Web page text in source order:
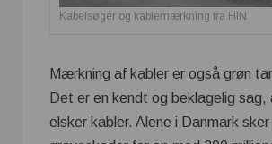
Kabelsøger og kablemærkning fra HIN
Mærkning af kabler er også grøn
Det er en kendt og beklagelig sag,
elsker kabler. Alene i Danmark